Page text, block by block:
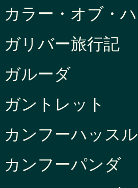
カラー・オブ・ハ
ガリバー旅行記
ガルーダ
ガントレット
カンフーハッスル
カンフーパンダ